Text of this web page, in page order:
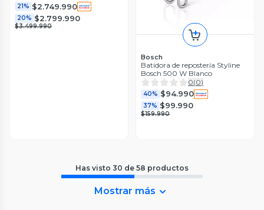
21% $2.749.990
20% $2.799.990
$3.499.990
Bosch
Batidora de repostería Styline
Bosch 500 W Blanco
0(0)
40% $94.990
37% $99.990
$159.990
Has visto 30 de 58 productos
Mostrar más